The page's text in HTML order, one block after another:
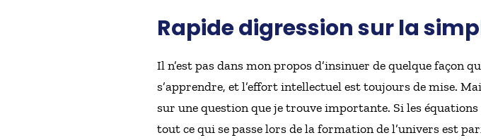
Rapide digression sur la
Il n’est pas dans mon propos d’insinuer de quelque façon
s’apprendre, et l’effort intellectuel est toujours de mise.
sur une question que je trouve importante. Si les
tout ce qui se passe lors de la formation de l’univers est